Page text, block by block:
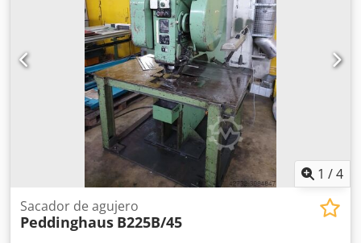
1 /4
Sacador de agujero
Peddinghaus B225B/45